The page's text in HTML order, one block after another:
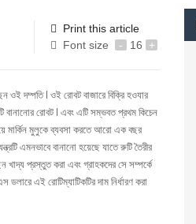
Print this article
Font size
- 16 +
ওই দম্পতি l ওই রোবট বাজারে বিক্রি হওযার
বানানোর রোবট l এবং এটি সম্ভবত প্রথম কিচেন
মার্কিন মুলুকে ব্যবসা করতে আরো এক বছর
এমনভাবে বানানো হয়েছে যাতে রুটি তৈরীর
খাদ্য প্রস্তুত করা এবং গ্রাহকদের সে সম্পর্কে
এই রোটিম্যাটিকটির দাম নির্ধারণ করা